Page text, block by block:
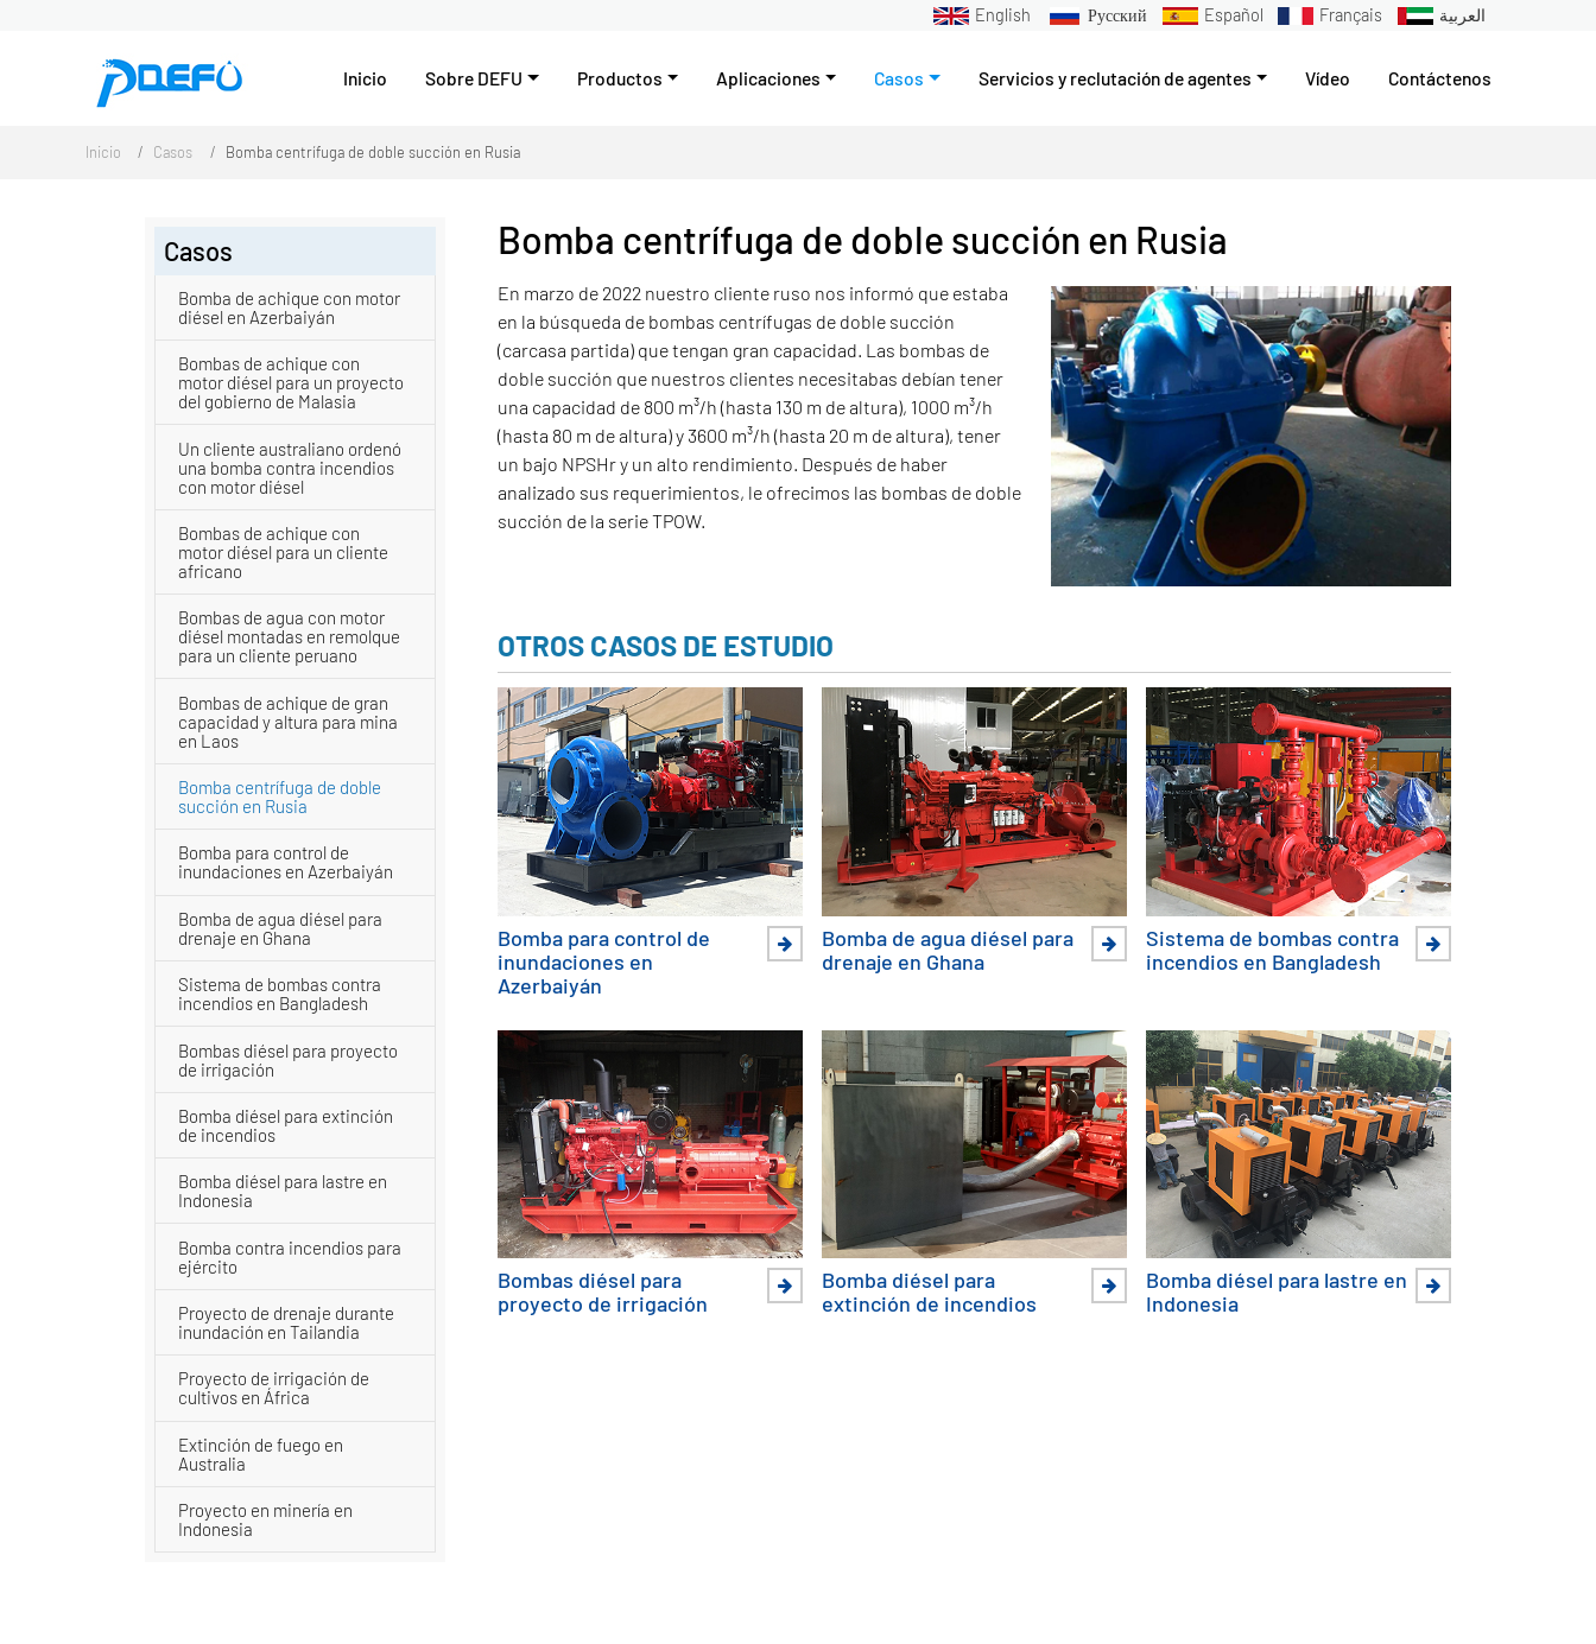
English Русский Español Français العربية
Inicio Sobre DEFU Productos Aplicaciones Casos Servicios y reclutación de agentes Vídeo Contáctenos
Inicio Casos Bomba centrífuga de doble succión en Rusia
Bomba centrífuga de doble succión en Rusia
En marzo de 2022 nuestro cliente ruso nos informó que estaba
en la búsqueda de bombas centrífugas de doble succión
(carcasa partida) que tengan gran capacidad. Las bombas de
doble succión que nuestros clientes necesitabas debían tener
una capacidad de 800 m³/h (hasta 130 m de altura), 1000 m³/h
(hasta 80 m de altura) y 3600 m³/h (hasta 20 m de altura), tener
un bajo NPSHr y un alto rendimiento. Después de haber
analizado sus requerimientos, le ofrecimos las bombas de doble
succión de la serie TPOW.
OTROS CASOS DE ESTUDIO
Bomba para control de
inundaciones en
Azerbaiyán
Bomba de agua diésel para
drenaje en Ghana
Sistema de bombas contra
incendios en Bangladesh
Bombas diésel para
proyecto de irrigación
Bomba diésel para
extinción de incendios
Bomba diésel para lastre en
Indonesia
Casos
Bomba de achique con motor
diésel en Azerbaiyán
Bombas de achique con
motor diésel para un proyecto
del gobierno de Malasia
Un cliente australiano ordenó
una bomba contra incendios
con motor diésel
Bombas de achique con
motor diésel para un cliente
africano
Bombas de agua con motor
diésel montadas en remolque
para un cliente peruano
Bombas de achique de gran
capacidad y altura para mina
en Laos
Bomba centrífuga de doble
succión en Rusia
Bomba para control de
inundaciones en Azerbaiyán
Bomba de agua diésel para
drenaje en Ghana
Sistema de bombas contra
incendios en Bangladesh
Bombas diésel para proyecto
de irrigación
Bomba diésel para extinción
de incendios
Bomba diésel para lastre en
Indonesia
Bomba contra incendios para
ejército
Proyecto de drenaje durante
inundación en Tailandia
Proyecto de irrigación de
cultivos en África
Extinción de fuego en
Australia
Proyecto en minería en
Indonesia